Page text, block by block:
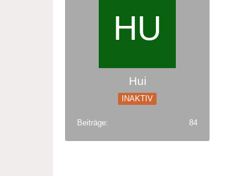
Hui
INAKTIV
Beiträge 84